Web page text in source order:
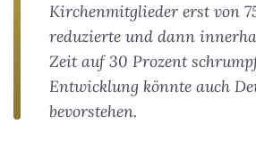
Kirchenmitglieder erst von
reduzierte und dann
Zeit auf 30 Prozent
Entwicklung könnte auch
bevorstehen.